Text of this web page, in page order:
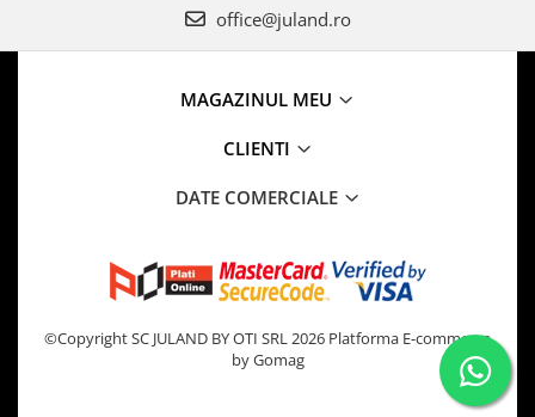
office@juland.ro
MAGAZINUL MEU
CLIENTI
DATE COMERCIALE
©Copyright SC JULAND BY OTI SRL 2026 Platforma E-commerce
by Gomag